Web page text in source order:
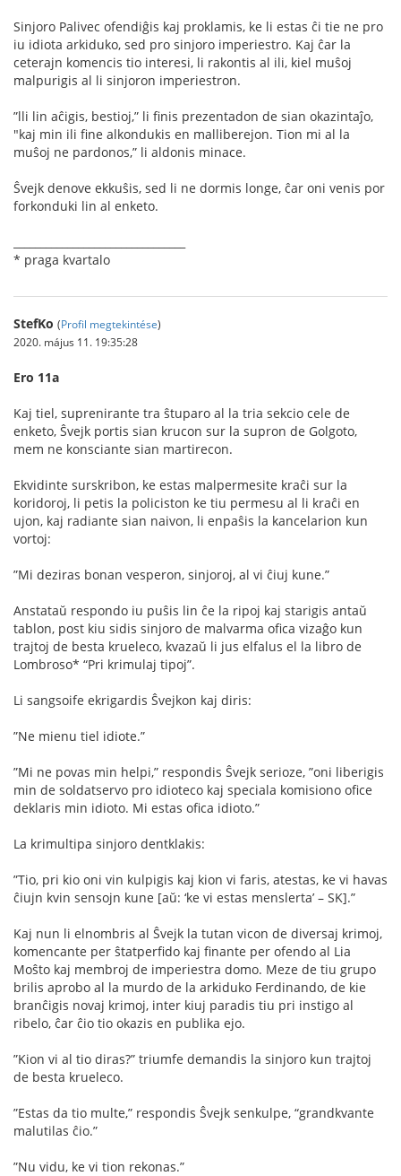
Sinjoro Palivec ofendiĝis kaj proklamis, ke li estas ĉi tie ne pro
iu idiota arkiduko, sed pro sinjoro imperiestro. Kaj ĉar la
ceterajn komencis tio interesi, li rakontis al ili, kiel muŝoj
malpurigis al li sinjoron imperiestron.
”lli lin aĉigis, bestioj,” li ﬁnis prezentadon de sian okazintaĵo,
"kaj min ili ﬁne alkondukis en malliberejon. Tion mi al la
muŝoj ne pardonos,” li aldonis minace.
Ŝvejk denove ekkuŝis, sed li ne dormis longe, ĉar oni venis por
forkonduki lin al enketo.
* praga kvartalo
StefKo (Profil megtekintése)
2020. május 11. 19:35:28
Ero 11a
Kaj tiel, suprenirante tra ŝtuparo al la tria sekcio cele de
enketo, Ŝvejk portis sian krucon sur la supron de Golgoto,
mem ne konsciante sian martirecon.
Ekvidinte surskribon, ke estas malpermesite kraĉi sur la
koridoroj, li petis la policiston ke tiu permesu al li kraĉi en
ujon, kaj radiante sian naivon, li enpaŝis la kancelarion kun
vortoj:
”Mi deziras bonan vesperon, sinjoroj, al vi ĉiuj kune.”
Anstataŭ respondo iu puŝis lin ĉe la ripoj kaj starigis antaŭ
tablon, post kiu sidis sinjoro de malvarma oﬁca vizaĝo kun
trajtoj de besta krueleco, kvazaŭ li jus elfalus el la libro de
Lombroso* “Pri krimulaj tipoj”.
Li sangsoife ekrigardis Ŝvejkon kaj diris:
”Ne mienu tiel idiote.”
”Mi ne povas min helpi,” respondis Ŝvejk serioze, ”oni liberigis
min de soldatservo pro idioteco kaj speciala komisiono oﬁce
deklaris min idioto. Mi estas oﬁca idioto.”
La krimultipa sinjoro dentklakis:
”Tio, pri kio oni vin kulpigis kaj kion vi faris, atestas, ke vi havas
ĉiujn kvin sensojn kune [aŭ: ‘ke vi estas menslerta’ – SK].”
Kaj nun li elnombris al Ŝvejk la tutan vicon de diversaj krimoj,
komencante per ŝtatperﬁdo kaj ﬁnante per ofendo al Lia
Moŝto kaj membroj de imperiestra domo. Meze de tiu grupo
brilis aprobo al la murdo de la arkiduko Ferdinando, de kie
branĉigis novaj krimoj, inter kiuj paradis tiu pri instigo al
ribelo, ĉar ĉio tio okazis en publika ejo.
”Kion vi al tio diras?” triumfe demandis la sinjoro kun trajtoj
de besta krueleco.
”Estas da tio multe,” respondis Ŝvejk senkulpe, “grandkvante
malutilas ĉio.”
”Nu vidu, ke vi tion rekonas.”